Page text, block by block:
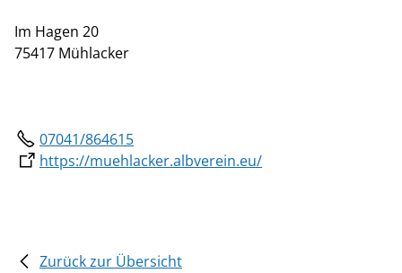
Im Hagen 20
75417 Mühlacker
07041/864615
https://muehlacker.albverein.eu/
Zurück zur Übersicht